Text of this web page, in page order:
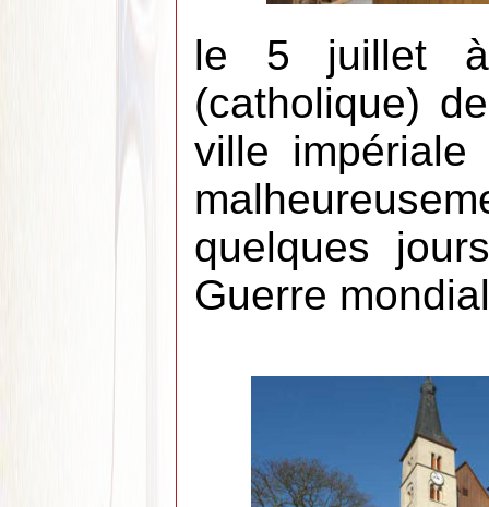
le 5 juillet à
(catholique)
ville
quelques
Guerre